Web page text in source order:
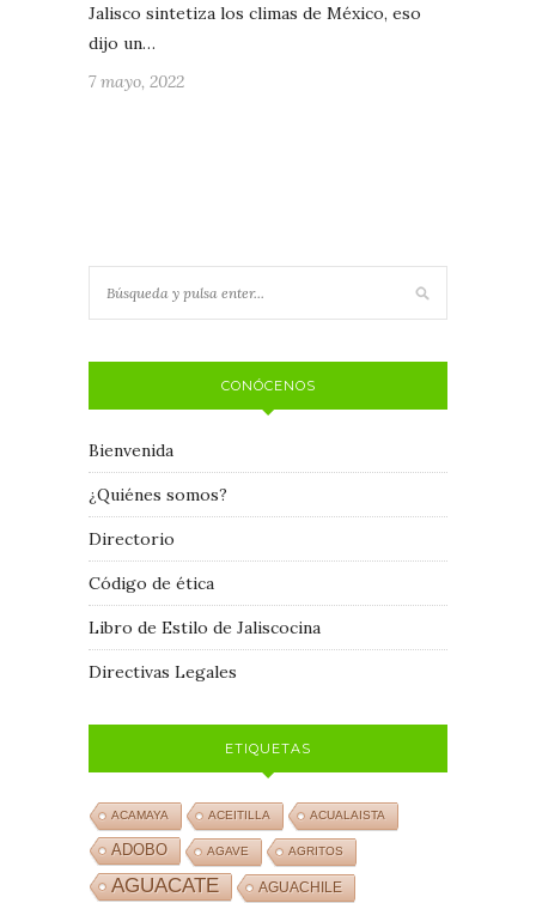
Jalisco sintetiza los climas de México, eso
dijo un…
7 mayo, 2022
CONÓCENOS
Bienvenida
¿Quiénes somos?
Directorio
Código de ética
Libro de Estilo de Jaliscocina
Directivas Legales
ETIQUETAS
ACAMAYA ACEITILLA ACUALAISTA
ADOBO AGAVE AGRITOS
AGUACATE AGUACHILE